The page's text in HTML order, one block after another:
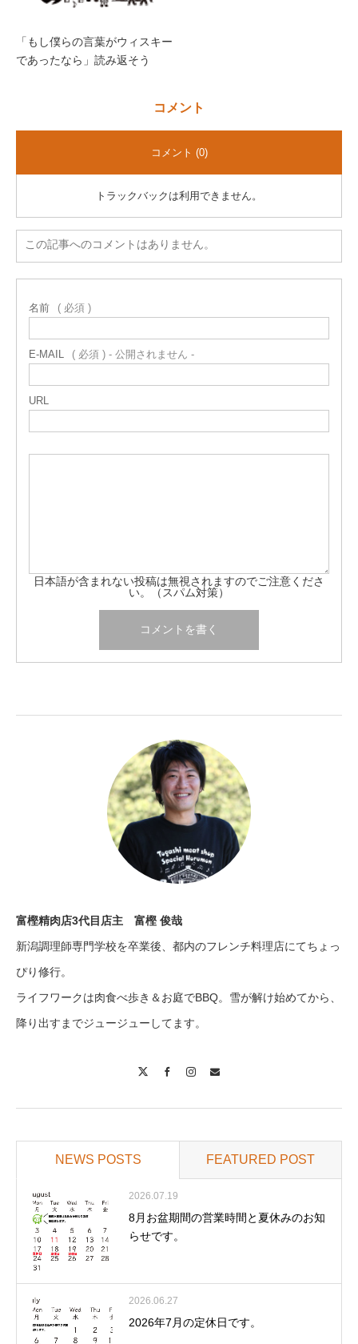
「もし僕らの言葉がウィスキー
であったなら」読み返そう
コメント
コメント (0)
トラックバックは利用できません。
この記事へのコメントはありません。
名前 ( 必須 )
E-MAIL ( 必須 ) - 公開されません -
URL
日本語が含まれない投稿は無視されますのでご注意くださ
い。（スパム対策）
富樫精肉店3代目店主 富樫 俊哉
新潟調理師専門学校を卒業後、都内のフレンチ料理店にてちょっ
ぴり修行。
ライフワークは肉食べ歩き＆お庭でBBQ。雪が解け始めてから、
降り出すまでジュージューしてます。
NEWS POSTS FEATURED POST
2026.07.19
8月お盆期間の営業時間と夏休みのお知
らせです。
2026.06.27
2026年7月の定休日です。